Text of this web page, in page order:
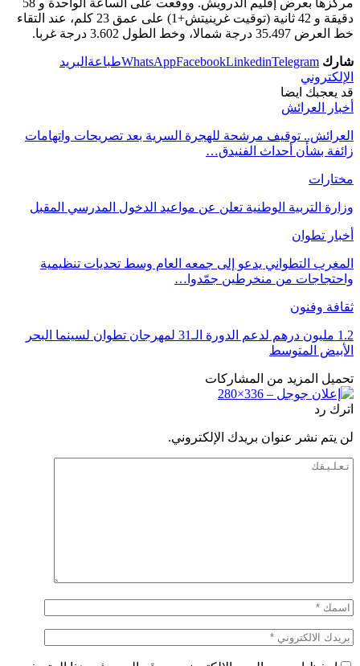
دقيقة و 42 ثانية (توقيت غرينيتش+1) على عمق 23 كلم، عند التقاء
خط العرض 35.497 درجة شمالا، وخط الطول 3.602 درجة غربا.
شارك WhatsAppFacebookLinkedinTelegram طباعة البريد
الإلكتروني
قد يعجبك ايضا
أخبار العرائش
العرائش.. توقيف مرشحة للهجرة السرية بعد تصريحات واتهامات
زائفة بشأن أحداث الفنيدق…
مختارات
وزارة التربية الوطنية تعلن عن مواعيد الدخول المدرسي المقبل
أخبار تطوان
المغرب التطواني يدعو إلى جمعه العام وسط تحديات تنظيمية
واحتجاجات من منخرطين جمّدوا…
ثقافة وفنون
1.2 مليون درهم لدعم الدورة الـ31 لمهرجان تطوان لسينما البحر
الأبيض المتوسط
تحميل المزيد من المشاركات
اترك رد
لن يتم نشر عنوان بريدك الإلكتروني.